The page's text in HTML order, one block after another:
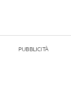
PUBBLICITÀ